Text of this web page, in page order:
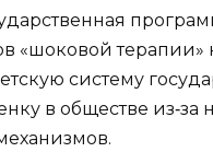
«шоковой терапии»
систему
в обществе из‑за